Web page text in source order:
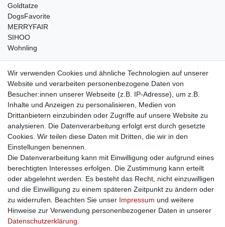
Goldtatze
DogsFavorite
MERRYFAIR
SIHOO
Wohnling
weitere Shops
traumlampen- Lampen und Kronleuchter
kinderwagencenter- Exklusive und günstige Kinderwagen
gastrogeraete24- alles für Gastronomie und Imbiss
soziale Medien
Facebook
sicher einkaufen
Sichere Bestellung und Zahlung via SSL Verschlüsselung
Wir verwenden Cookies und ähnliche Technologien auf unserer
Website und verarbeiten personenbezogene Daten von
Besucher:innen unserer Webseite (z.B. IP-Adresse), um z.B.
Inhalte und Anzeigen zu personalisieren, Medien von
Drittanbietern einzubinden oder Zugriffe auf unsere Website zu
analysieren. Die Datenverarbeitung erfolgt erst durch gesetzte
Cookies. Wir teilen diese Daten mit Dritten, die wir in den
Einstellungen benennen.
Die Datenverarbeitung kann mit Einwilligung oder aufgrund eines
berechtigten Interesses erfolgen. Die Zustimmung kann erteilt
oder abgelehnt werden. Es besteht das Recht, nicht einzuwilligen
und die Einwilligung zu einem späteren Zeitpunkt zu ändern oder
zu widerrufen. Beachten Sie unser Impressum und weitere
Hinweise zur Verwendung personenbezogener Daten in unserer
Daten­schutz­erklärung